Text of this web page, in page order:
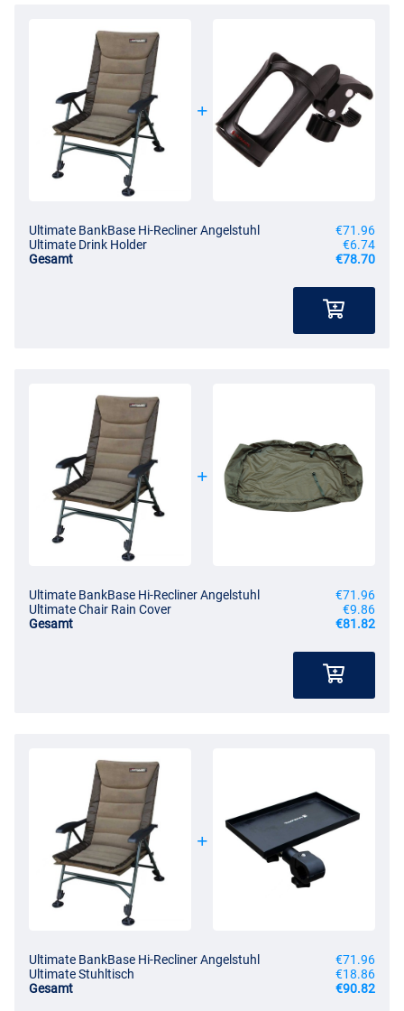
Ultimate BankBase Hi-Recliner Angelstuhl
€71.96
Ultimate Drink Holder
€6.74
Gesamt
€78.70
Ultimate BankBase Hi-Recliner Angelstuhl
€71.96
Ultimate Chair Rain Cover
€9.86
Gesamt
€81.82
Ultimate BankBase Hi-Recliner Angelstuhl
€71.96
Ultimate Stuhltisch
€18.86
Gesamt
€90.82